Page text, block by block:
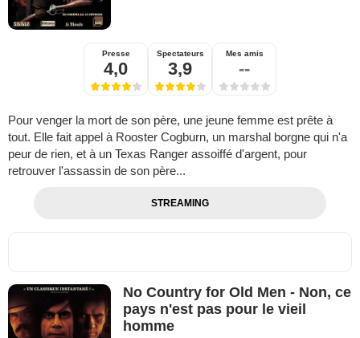
Presse
4,0
Spectateurs
3,9
Mes amis
--
Pour venger la mort de son père, une jeune femme est prête à
tout. Elle fait appel à Rooster Cogburn, un marshal borgne qui n'a
peur de rien, et à un Texas Ranger assoiffé d'argent, pour
retrouver l'assassin de son père...
STREAMING
No Country for Old Men - Non, ce
pays n'est pas pour le vieil
homme